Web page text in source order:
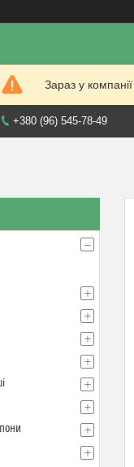
Зараз у
+380 (96) 545-78-49